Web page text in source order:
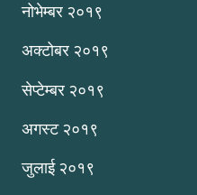
नोभेम्बर २०१९
अक्टोबर २०१९
सेप्टेम्बर २०१९
अगस्ट २०१९
जुलाई २०१९